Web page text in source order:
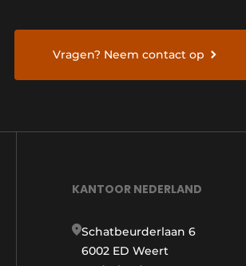
Vragen? Neem contact op
KANTOOR NEDERLAND
Schatbeurderlaan 6
6002 ED Weert